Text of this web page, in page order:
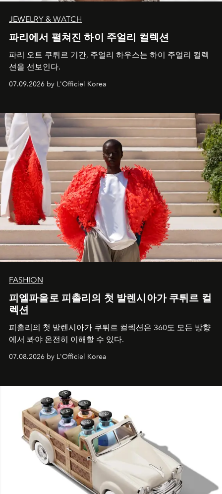
JEWELRY & WATCH
파리에서 펼쳐진 하이 주얼리 컬렉션
파리 오트 쿠튀르 기간, 주얼리 하우스는 하이 주얼리 컬렉
션을 선보인다.
07.09.2026 by L'Officiel Korea
FASHION
피엘파올로 피촐리의 첫 발렌시아가 쿠튀르 컬
렉션
피촐리의 첫 발렌시아가 쿠튀르 컬렉션은 360도 모든 방향
에서 봐야 온전히 이해할 수 있다.
07.08.2026 by L'Officiel Korea